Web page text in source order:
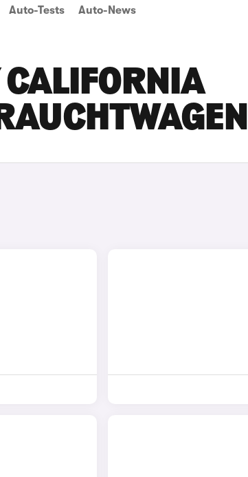
Auto-Tests Auto-News
CALIFORNIA